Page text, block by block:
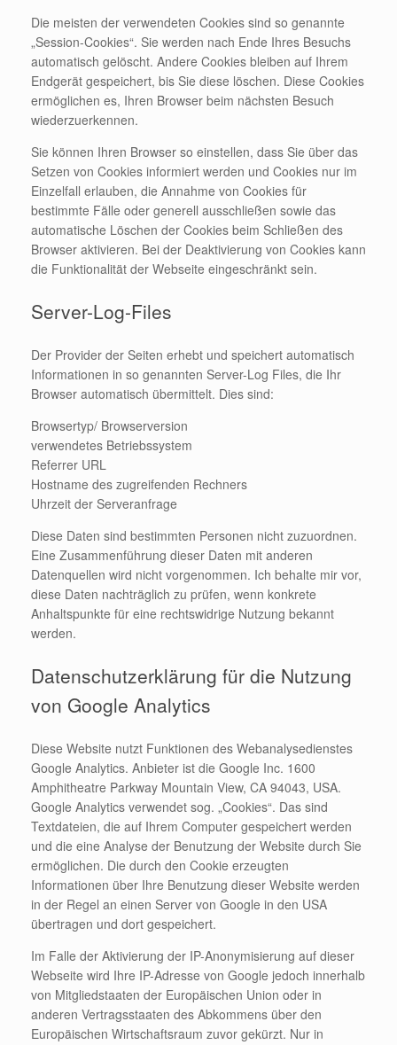
Die meisten der verwendeten Cookies sind so genannte
„Session-Cookies“. Sie werden nach Ende Ihres Besuchs
automatisch gelöscht. Andere Cookies bleiben auf Ihrem
Endgerät gespeichert, bis Sie diese löschen. Diese Cookies
ermöglichen es, Ihren Browser beim nächsten Besuch
wiederzuerkennen.
Sie können Ihren Browser so einstellen, dass Sie über das
Setzen von Cookies informiert werden und Cookies nur im
Einzelfall erlauben, die Annahme von Cookies für
bestimmte Fälle oder generell ausschließen sowie das
automatische Löschen der Cookies beim Schließen des
Browser aktivieren. Bei der Deaktivierung von Cookies kann
die Funktionalität der Webseite eingeschränkt sein.
Server-Log-Files
Der Provider der Seiten erhebt und speichert automatisch
Informationen in so genannten Server-Log Files, die Ihr
Browser automatisch übermittelt. Dies sind:
Browsertyp/ Browserversion
verwendetes Betriebssystem
Referrer URL
Hostname des zugreifenden Rechners
Uhrzeit der Serveranfrage
Diese Daten sind bestimmten Personen nicht zuzuordnen.
Eine Zusammenführung dieser Daten mit anderen
Datenquellen wird nicht vorgenommen. Ich behalte mir vor,
diese Daten nachträglich zu prüfen, wenn konkrete
Anhaltspunkte für eine rechtswidrige Nutzung bekannt
werden.
Datenschutzerklärung für die Nutzung
von Google Analytics
Diese Website nutzt Funktionen des Webanalysedienstes
Google Analytics. Anbieter ist die Google Inc. 1600
Amphitheatre Parkway Mountain View, CA 94043, USA.
Google Analytics verwendet sog. „Cookies“. Das sind
Textdateien, die auf Ihrem Computer gespeichert werden
und die eine Analyse der Benutzung der Website durch Sie
ermöglichen. Die durch den Cookie erzeugten
Informationen über Ihre Benutzung dieser Website werden
in der Regel an einen Server von Google in den USA
übertragen und dort gespeichert.
Im Falle der Aktivierung der IP-Anonymisierung auf dieser
Webseite wird Ihre IP-Adresse von Google jedoch innerhalb
von Mitgliedstaaten der Europäischen Union oder in
anderen Vertragsstaaten des Abkommens über den
Europäischen Wirtschaftsraum zuvor gekürzt. Nur in